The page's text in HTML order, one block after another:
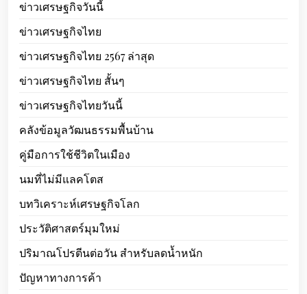
ข่าวเศรษฐกิจวันนี้
ข่าวเศรษฐกิจไทย
ข่าวเศรษฐกิจไทย 2567 ล่าสุด
ข่าวเศรษฐกิจไทย สั้นๆ
ข่าวเศรษฐกิจไทยวันนี้
คลังข้อมูลวัฒนธรรมพื้นบ้าน
คู่มือการใช้ชีวิตในเมือง
นมที่ไม่มีแลคโตส
บทวิเคราะห์เศรษฐกิจโลก
ประวัติศาสตร์มุมใหม่
ปริมาณโปรตีนต่อวัน สำหรับลดน้ำหนัก
ปัญหาทางการค้า